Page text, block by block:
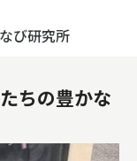
び研究所
ちの豊かな